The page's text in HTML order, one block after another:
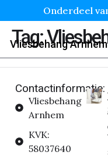
Onderdeel
Vliesbehang Arnhem
Tag:
Contactinformatie:
Vliesbehang
Arnhem
KVK:
58037640